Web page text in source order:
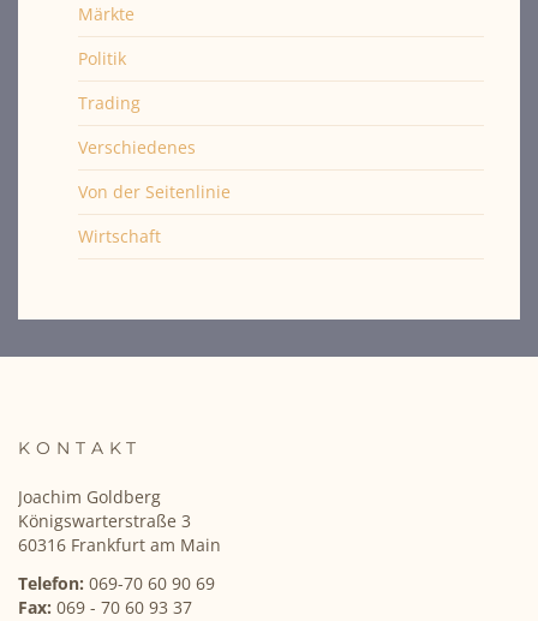
Märkte
Politik
Trading
Verschiedenes
Von der Seitenlinie
Wirtschaft
KONTAKT
Joachim Goldberg
Königswarterstraße 3
60316 Frankfurt am Main
Telefon: 069-70 60 90 69
Fax: 069 - 70 60 93 37